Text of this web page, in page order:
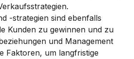
-strategien sind ebenfalls
Kunden zu gewinnen und zu
und Management
Faktoren, um langfristige